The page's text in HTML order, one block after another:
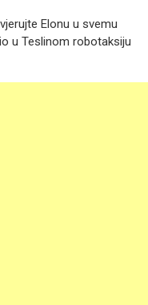
Elonu u svemu
u Teslinom robotaksiju